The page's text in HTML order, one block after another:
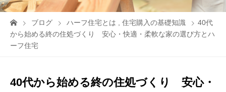
ブログ ハーフ住宅とは 住宅購入の基礎知識
40代
から始める終の住処づくり 安心・快適・柔軟な家の選び方とハ
ーフ住宅
40代から始める終の住処づくり 安心・